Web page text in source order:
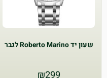
שעון יד Roberto Marino לגבר
₪299